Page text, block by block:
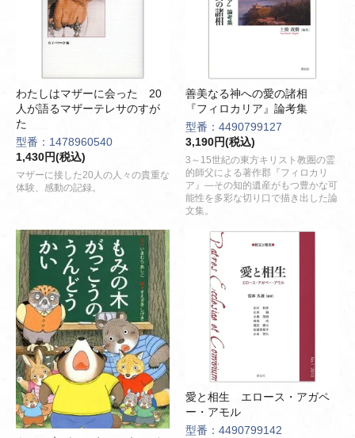
わたしはマザーに会った 20
人が語るマザーテレサのすが
た
型番：1478960540
1,430円(税込)
マザーに接した20人の人々の貴重な
体験、感動の記録。
善美なる神への愛の諸相
『フィロカリア』論考集
型番：4490799127
3,190円(税込)
3～15世紀の東方キリスト教圏の霊
的師父による著作郡『フィロカリ
ア』―その知的遺産がもつ豊かな可
能性を多彩な切り口で描き出した論
文集。
愛と相生 エロース・アガペ
ー・アモル
型番：4490799142